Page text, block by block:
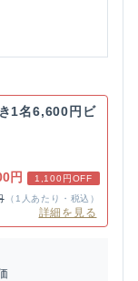
1名6,600円ビ
円
1,100円OFF
（1人あたり・税込）
詳細を見る